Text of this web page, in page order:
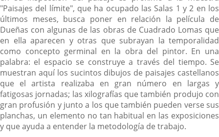
"Paisajes del límite", que ha ocupado las Salas 1 y 2 en los
últimos meses, busca poner en relación la película de
Dueñas con algunas de las obras de Cuadrado Lomas que
en ella aparecen y otras que subrayan la temporalidad
como concepto germinal en la obra del pintor. En una
palabra: el espacio se construye a través del tiempo. Se
muestran aquí los sucintos dibujos de paisajes castellanos
que el artista realizaba en gran número en largas y
fatigosas jornadas; las xilografías que también produjo con
gran profusión y junto a los que también pueden verse sus
planchas, un elemento no tan habitual en las exposiciones
y que ayuda a entender la metodología de trabajo.